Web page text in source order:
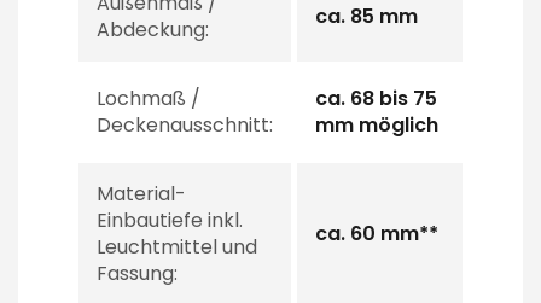
Abdeckung:
ca. 85 mm
Lochmaß /
Deckenausschnitt:
ca. 68 bis 75
mm möglich
Material-
Einbautiefe inkl.
Leuchtmittel und
Fassung:
ca. 60 mm**